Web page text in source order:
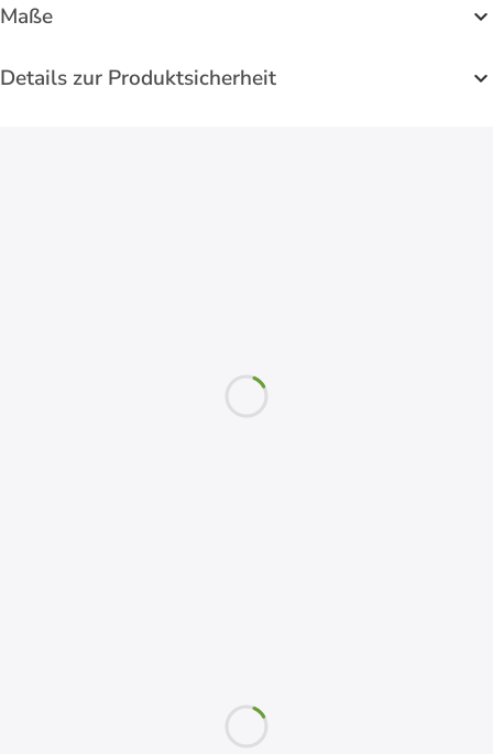
Maße
Details zur Produktsicherheit